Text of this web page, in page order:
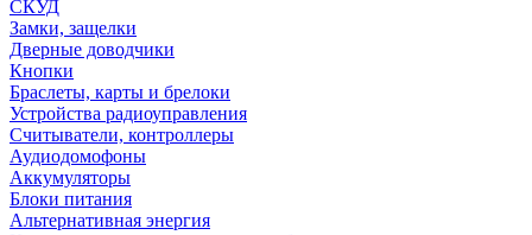
СКУД
Замки, защелки
Дверные доводчики
Кнопки
Браслеты, карты и брелоки
Устройства радиоуправления
Считыватели, контроллеры
Аудиодомофоны
Аккумуляторы
Блоки питания
Альтернативная энергия